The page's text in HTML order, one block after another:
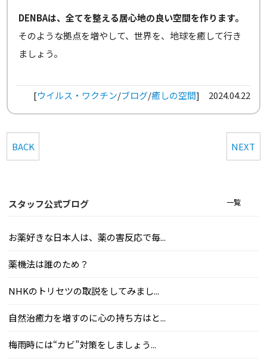
DENBAは、全てを整える居心地の良い空間を作ります。
そのような拠点を増やして、世界を、地球を癒して行き
ましょう。
[ウイルス・ワクチン/ブログ/癒しの空間] 2024.04.22
BACK NEXT
スタッフ公式ブログ 一覧
お薬好きな日本人は、薬の害反応で毎...
薬機法は誰のため？
NHKのトリセツの取説をしてみまし...
自然治癒力を増すのに心の持ち方はと...
梅雨時には“カビ”対策をしましょう...